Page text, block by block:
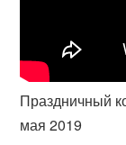
Праздничный
мая 2019